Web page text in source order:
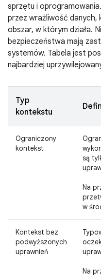
sprzętu i
przez wrażliwość danych,
obszar, w którym działa.
bezpieczeństwa mają
systemów. Tabela jest
najbardziej
Typ
kontekstu
Ograniczony
kontekst
są
Na
w
Kontekst bez
podwyższonych
uprawnień
Na